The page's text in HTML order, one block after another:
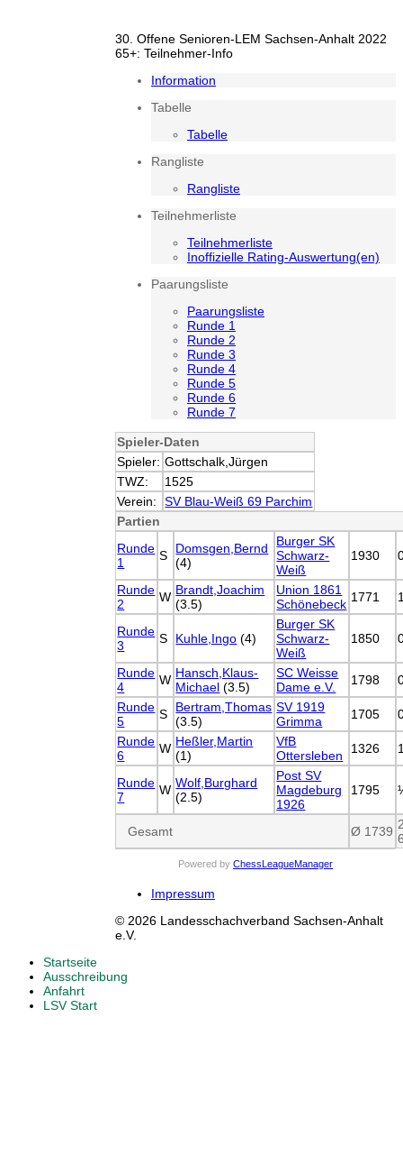
30. Offene Senioren-LEM Sachsen-Anhalt 2022
65+: Teilnehmer-Info
Information
Tabelle
Tabelle
Rangliste
Rangliste
Teilnehmerliste
Teilnehmerliste
Inoffizielle Rating-Auswertung(en)
Paarungsliste
Paarungsliste
Runde 1
Runde 2
Runde 3
Runde 4
Runde 5
Runde 6
Runde 7
Spieler-Daten
Spieler: Gottschalk,Jürgen
TWZ:
1525
Verein:
SV Blau-Weiß 69 Parchim
Partien
Runde
1
S
Domsgen,Bernd
(4)
Burger SK
Schwarz-
Weiß
1930
Runde
2
W Brandt,Joachim
(3.5)
Union 1861
Schönebeck 1771
Runde
3
S Kuhle,Ingo (4)
Burger SK
Schwarz-
Weiß
1850
Runde
4
W Hansch,Klaus-
Michael (3.5)
SC Weisse
Dame e.V.
1798
Runde
5
S
Bertram,Thomas
(3.5)
SV 1919
Grimma
1705
Runde
6
W Heßler,Martin
(1)
VfB
Ottersleben
1326
Runde
7
W Wolf,Burghard
(2.5)
Post SV
Magdeburg
1926
1795
Gesamt Ø 1739
Powered by ChessLeagueManager
Impressum
© 2026 Landesschachverband Sachsen-Anhalt
e.V.
Startseite
Ausschreibung
Anfahrt
LSV Start